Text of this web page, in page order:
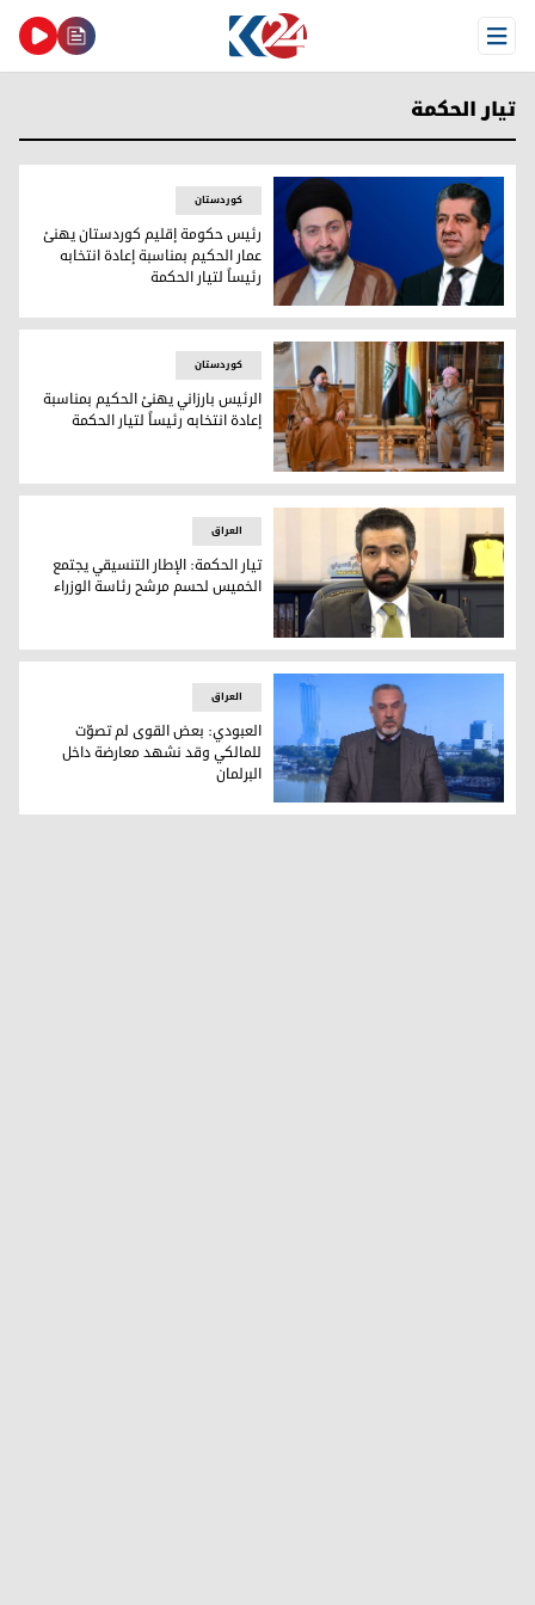
Open Menu
تيار الحكمة
رئيس حكومة إقليم كوردستان يهنئ عمار الحكيم بمناسبة إعادة
کوردستان
رئيس حكومة إقليم كوردستان يهنئ
عمار الحكيم بمناسبة إعادة انتخابه
رئيساً لتيار الحكمة
الرئيس بارزاني يهنئ الحكيم بمناسبة إعادة انتخابه رئيساً لتيار
کوردستان
الرئيس بارزاني يهنئ الحكيم بمناسبة
إعادة انتخابه رئيساً لتيار الحكمة
تيار الحكمة: الإطار التنسيقي يجتمع الخميس لحسم مرشح رئاسة
العراق
تيار الحكمة: الإطار التنسيقي يجتمع
الخميس لحسم مرشح رئاسة الوزراء
القيادي في تيار الحكمة رحيم العبودي
العراق
العبودي: بعض القوى لم تصوّت
للمالكي وقد نشهد معارضة داخل
البرلمان